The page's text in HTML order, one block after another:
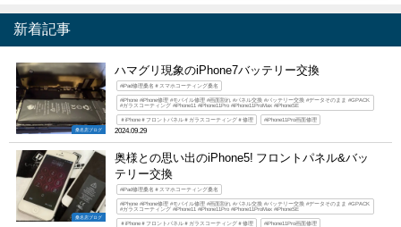
新着記事
桑名店ブログ
ハマグリ現象のiPhone7バッテリー交換
#iPad修理桑名＃スマホコーティング桑名
#iPhone #iPhone修理 #モバイル修理 #画面割れ #パネル交換 #バッテリー交換 #データそのまま #GPACK
#ガラスコーティング #iPhone11 #iPhone11Pro #iPhone11ProMax #iPhoneSE
＃iPhone＃フロントパネル＃ガラスコーティング＃修理 #iPhone11Pro画面修理
2024.09.29
桑名店ブログ
奥様との思い出のiPhone5! フロントパネル&バッ
テリー交換
#iPad修理桑名＃スマホコーティング桑名
#iPhone #iPhone修理 #モバイル修理 #画面割れ #パネル交換 #バッテリー交換 #データそのまま #GPACK
#ガラスコーティング #iPhone11 #iPhone11Pro #iPhone11ProMax #iPhoneSE
＃iPhone＃フロントパネル＃ガラスコーティング＃修理 #iPhone11Pro画面修理